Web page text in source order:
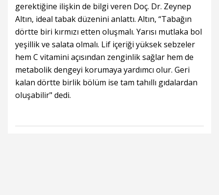
gerektiğine ilişkin de bilgi veren Doç. Dr. Zeynep
Altın, ideal tabak düzenini anlattı. Altın, “Tabağın
dörtte biri kırmızı etten oluşmalı. Yarısı mutlaka bol
yeşillik ve salata olmalı. Lif içeriği yüksek sebzeler
hem C vitamini açısından zenginlik sağlar hem de
metabolik dengeyi korumaya yardımcı olur. Geri
kalan dörtte birlik bölüm ise tam tahıllı gıdalardan
oluşabilir" dedi.